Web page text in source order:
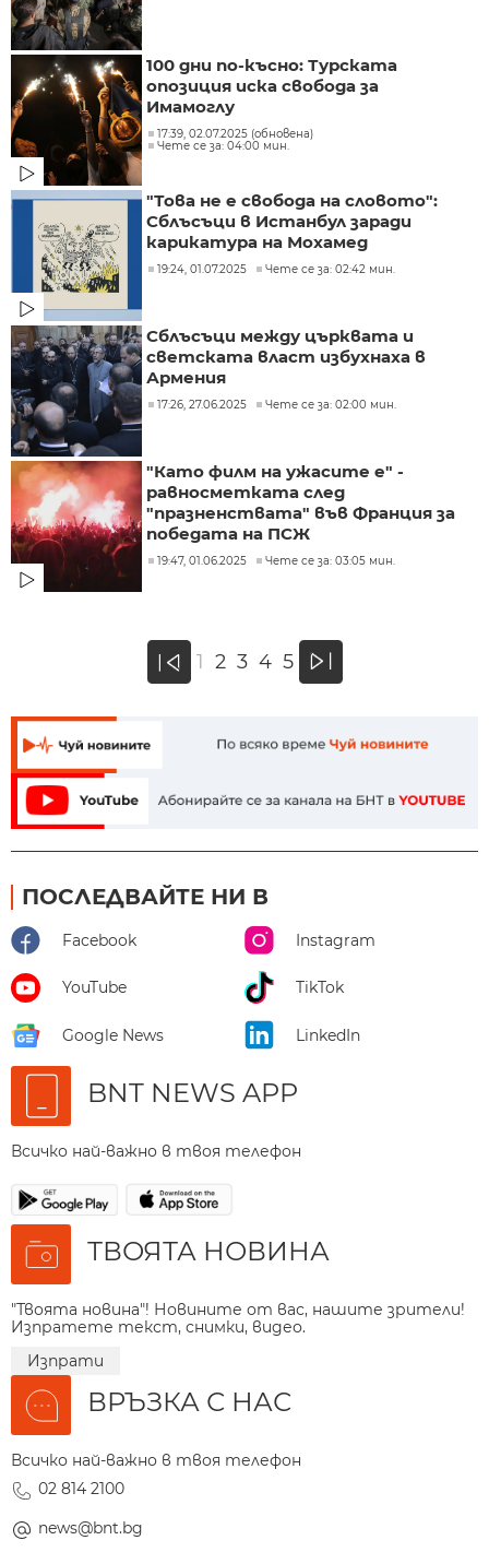
100 дни по-късно: Турската
опозиция иска свобода за
Имамоглу
17:39, 02.07.2025 (обновена)
Чете се за: 04:00 мин.
"Това не е свобода на словото":
Сблъсъци в Истанбул заради
карикатура на Мохамед
19:24, 01.07.2025 Чете се за: 02:42 мин.
Сблъсъци между църквата и
светската власт избухнаха в
Армения
17:26, 27.06.2025 Чете се за: 02:00 мин.
"Като филм на ужасите е" -
равносметката след
"празненствата" във Франция за
победата на ПСЖ
19:47, 01.06.2025 Чете се за: 03:05 мин.
« 1 2 3 4 5 »
ПОСЛЕДВАЙТЕ НИ В
Facebook Instagram
YouTube TikTok
Google News LinkedIn
BNT NEWS APP
Всичко най-важно в твоя телефон
ТВОЯТА НОВИНА
"Твоята новина"! Новините от вас, нашите зрители!
Изпратете текст, снимки, видео.
Изпрати
ВРЪЗКА С НАС
Всичко най-важно в твоя телефон
02 814 2100
news@bnt.bg